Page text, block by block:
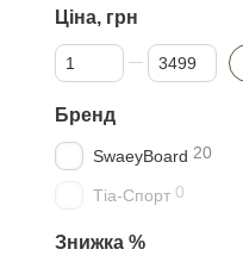
Ціна, грн
Від Ціна, грн
До Ціна, грн
Бренд
SwaeyBoard 20
Тіа-Спорт 0
Знижка %